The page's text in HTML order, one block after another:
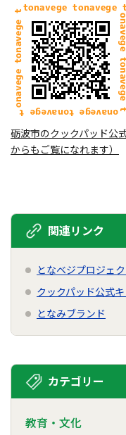
砺波市のクックパッド公
からもご覧になれます）
関連リンク
となベジプロジェ
クックパッド公式
となみブランド
カテゴリー
教育・文化